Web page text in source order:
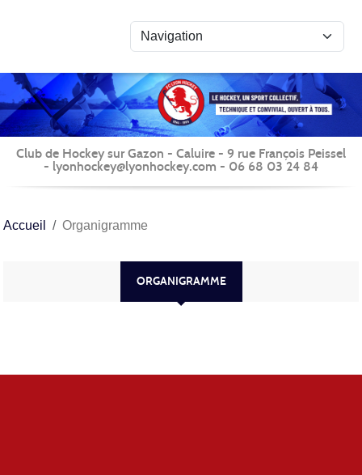
Club de Hockey sur Gazon - Caluire - 9 rue François Peissel
- lyonhockey@lyonhockey.com - 06 68 03 24 84
Accueil Organigramme
ORGANIGRAMME